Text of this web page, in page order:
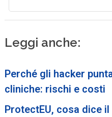
Leggi anche:
Perché gli hacker
cliniche: rischi e costi
ProtectEU, cosa dice